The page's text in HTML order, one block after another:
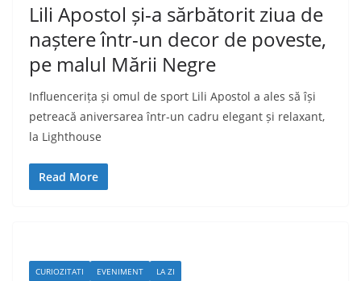
Lili Apostol și-a sărbătorit ziua de
naștere într-un decor de poveste,
pe malul Mării Negre
Influencerița și omul de sport Lili Apostol a ales să își
petreacă aniversarea într-un cadru elegant și relaxant,
la Lighthouse
Read More
CURIOZITATI EVENIMENT LA ZI